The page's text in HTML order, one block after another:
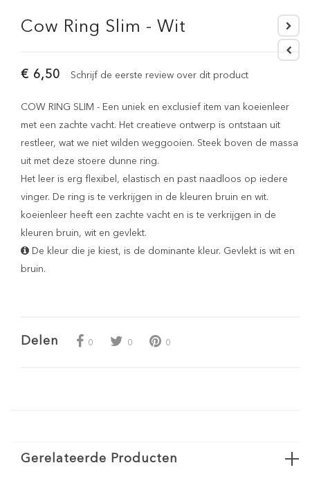
Cow Ring Slim - Wit
€ 6,50 Schrijf de eerste review over dit product
COW RING SLIM - Een uniek en exclusief item van koeienleer
met een zachte vacht. Het creatieve ontwerp is ontstaan uit
restleer, wat we niet wilden weggooien. Steek boven de massa
uit met deze stoere dunne ring.
Het leer is erg flexibel, elastisch en past naadloos op iedere
vinger. De ring is te verkrijgen in de kleuren bruin en wit.
koeienleer heeft een zachte vacht en is te verkrijgen in de
kleuren bruin, wit en gevlekt.
De kleur die je kiest, is de dominante kleur. Gevlekt is wit en
bruin.
Delen 0 0 0
Gerelateerde Producten